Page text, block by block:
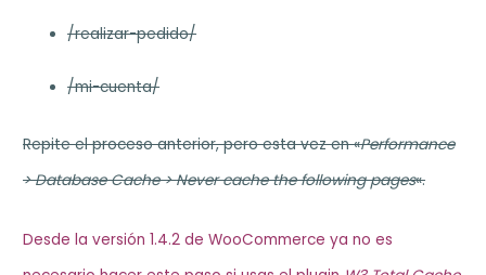
/realizar-pedido/
/mi-cuenta/
Repite el proceso anterior, pero esta vez en «Performance
> Database Cache >Never cache the following pages«.
Desde la versión 1.4.2 de WooCommerce ya no es